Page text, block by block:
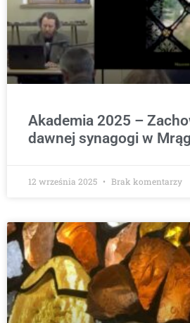
Akademia 2025 –
dawnej synagogi w
12 września 2025 Brak komentarzy